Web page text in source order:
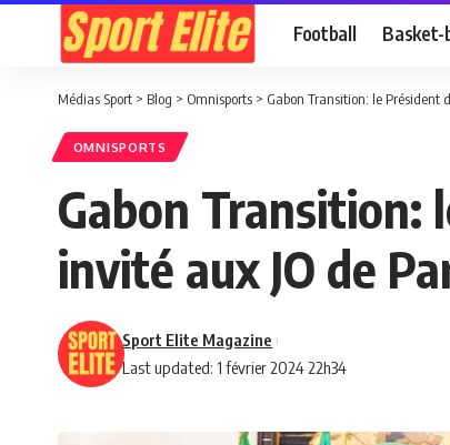
Football Basket-
Médias Sport > Blog > Omnisports > Gabon Transition: le Président
OMNISPORTS
Gabon Transition:
invité aux JO de
Last updated: 1 février 2024 22h34
Sport Elite Magazine